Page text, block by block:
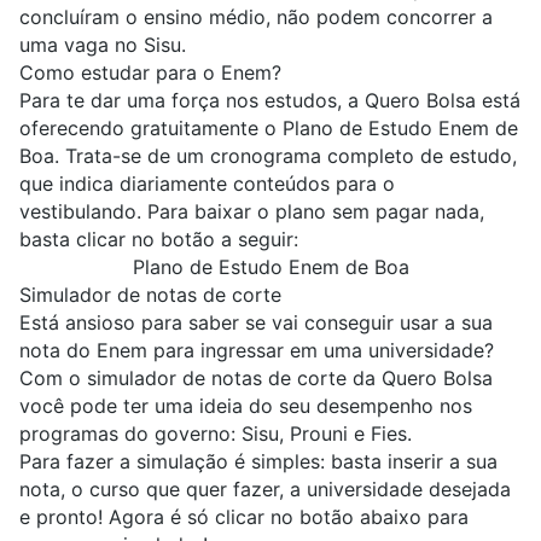
concluíram o ensino médio, não podem concorrer a
uma vaga no Sisu.
Como estudar para o Enem?
Para te dar uma força nos estudos, a Quero Bolsa está
oferecendo gratuitamente o Plano de Estudo Enem de
Boa. Trata-se de um cronograma completo de estudo,
que indica diariamente conteúdos para o
vestibulando. Para baixar o plano sem pagar nada,
basta clicar no botão a seguir:
Plano de Estudo Enem de Boa
Simulador de notas de corte
Está ansioso para saber se vai conseguir usar a sua
nota do Enem para ingressar em uma universidade?
Com o simulador de notas de corte da Quero Bolsa
você pode ter uma ideia do seu desempenho nos
programas do governo: Sisu, Prouni e Fies.
Para fazer a simulação é simples: basta inserir a sua
nota, o curso que quer fazer, a universidade desejada
e pronto! Agora é só clicar no botão abaixo para